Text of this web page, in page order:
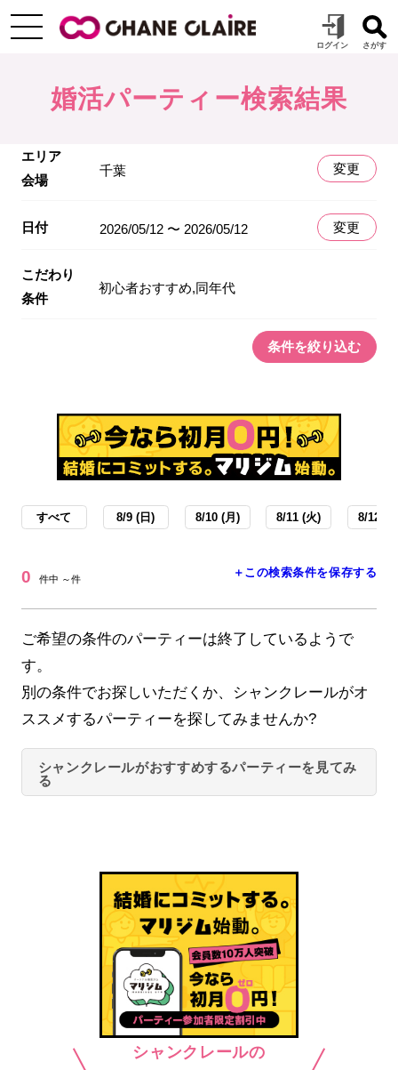
婚活パーティー検索結果
エリア
会場
千葉 変更
日付 2026/05/12 〜 2026/05/12 変更
こだわり
条件
初心者おすすめ,同年代
条件を絞り込む
すべて 8/9 (日) 8/10 (月) 8/11 (火) 8/12 (
0 件中 ～件 ＋この検索条件を保存する
ご希望の条件のパーティーは終了しているようで
す。
別の条件でお探しいただくか、シャンクレールがオ
ススメするパーティーを探してみませんか?
シャンクレールがおすすめするパーティーを見てみ
る
シャンクレールの